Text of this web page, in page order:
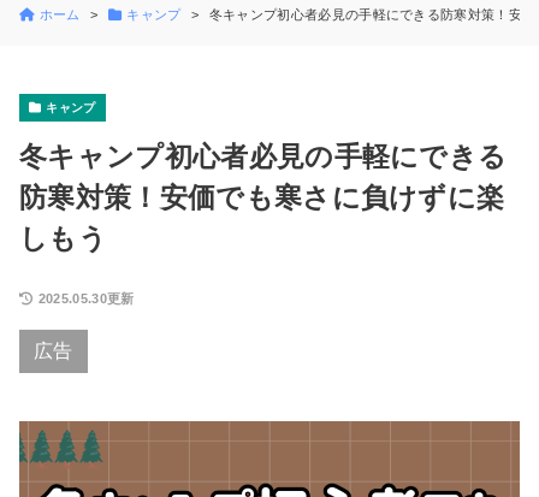
ホーム キャンプ 冬キャンプ初心者必見の手軽にできる防寒対策！安
キャンプ
冬キャンプ初心者必見の手軽にできる
防寒対策！安価でも寒さに負けずに楽
しもう
2025.05.30更新
広告